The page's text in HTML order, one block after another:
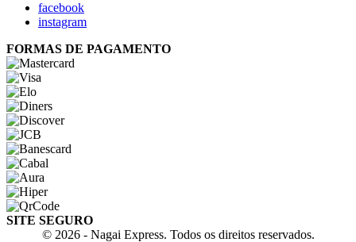
facebook
instagram
FORMAS DE PAGAMENTO
SITE SEGURO
© 2026 - Nagai Express. Todos os direitos reservados.